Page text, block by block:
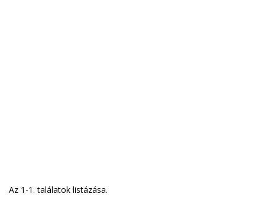
Az 1-1. találatok listázása.